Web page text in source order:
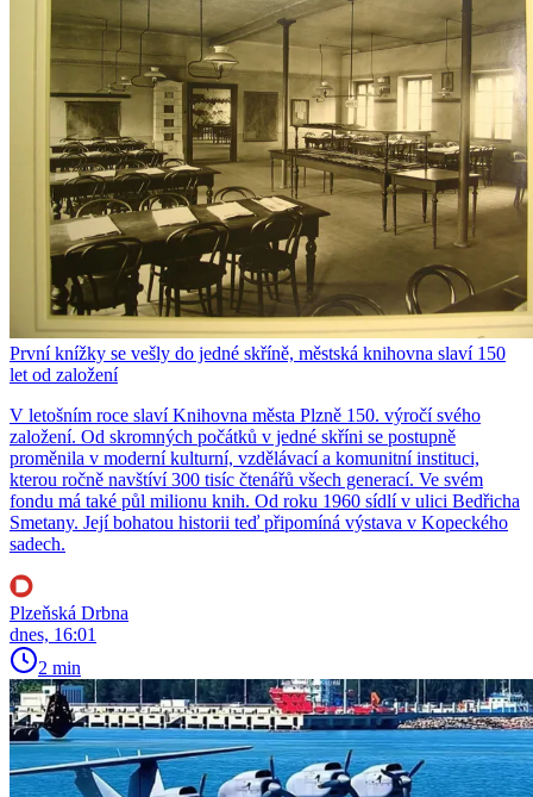
První knížky se vešly do jedné skříně, městská knihovna slaví 150
let od založení
V letošním roce slaví Knihovna města Plzně 150. výročí svého
založení. Od skromných počátků v jedné skříni se postupně
proměnila v moderní kulturní, vzdělávací a komunitní instituci,
kterou ročně navštíví 300 tisíc čtenářů všech generací. Ve svém
fondu má také půl milionu knih. Od roku 1960 sídlí v ulici Bedřicha
Smetany. Její bohatou historii teď připomíná výstava v Kopeckého
sadech.
Plzeňská Drbna
dnes, 16:01
2 min